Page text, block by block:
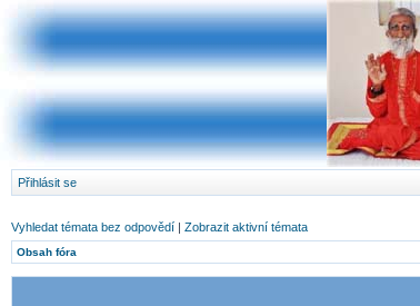
Přihlásit se
Vyhledat témata bez odpovědí | Zobrazit aktivní témata
Obsah fóra